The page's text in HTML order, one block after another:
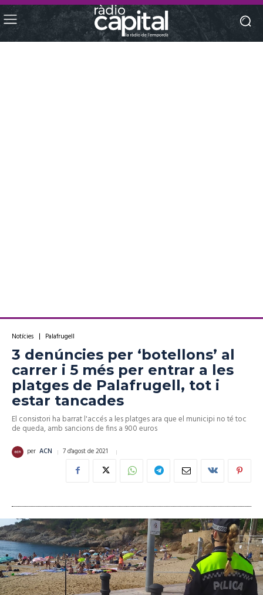
Notícies Palafrugell
3 denúncies per ‘botellons’ al
carrer i 5 més per entrar a les
platges de Palafrugell, tot i
estar tancades
El consistori ha barrat l'accés a les platges ara que el municipi no té toc
de queda, amb sancions de fins a 900 euros
per ACN 7 d'agost de 2021